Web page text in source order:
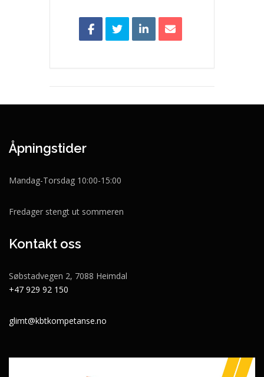
Åpningstider
Mandag-Torsdag 10:00-15:00
Fredager stengt ut sommeren
Kontakt oss
Søbstadvegen 2, 7088 Heimdal
+47 929 92 150
glimt@kbtkompetanse.no